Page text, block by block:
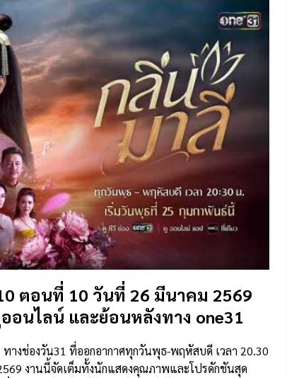
ตอนที่ 10 วันที่ 26 มีนาคม 2569
อนไลน์ และย้อนหลังทาง one31
ทางช่องวัน31 ที่ออกอากาศทุกวันพุธ-พฤหัสบดี เวลา 20.30
งานนี้จัดเต็มทั้งนักแสดงคุณภาพและโปรดักชันสุด